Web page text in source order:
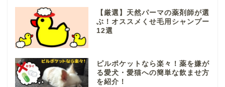
【厳選】天然パーマの薬剤師が選
ぶ！オススメくせ毛用シャンプー
12選
ピルポケットなら楽々！薬を嫌が
る愛犬・愛猫への簡単な飲ませ方
を紹介！